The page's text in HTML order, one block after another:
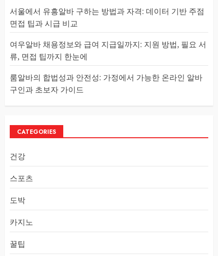
서울에서 유흥알바 구하는 방법과 자격: 데이터 기반 주점
면접 팁과 시급 비교
여우알바 채용정보와 급여 지급일까지: 지원 방법, 필요 서
류, 면접 팁까지 한눈에
룸알바의 합법성과 안전성: 가정에서 가능한 온라인 알바
구인과 초보자 가이드
CATEGORIES
건강
스포츠
도박
카지노
꿀팁